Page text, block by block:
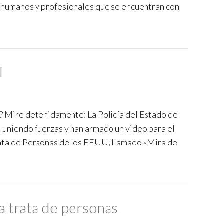
y profesionales que se encuentran con
Mire detenidamente: La Policía del Estado de
fuerzas y han armado un video para el
de Personas de los EEUU, llamado «Mira de
trata de personas